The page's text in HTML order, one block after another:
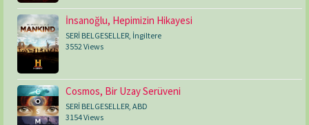
İnsanoğlu, Hepimizin Hikayesi
SERİ BELGESELLER, İngiltere
3552 Views
Cosmos, Bir Uzay Serüveni
SERİ BELGESELLER ABD
3154 Views